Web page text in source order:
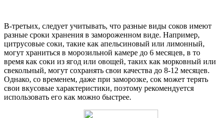
В-третьих, следует учитывать, что разные виды соков имеют
разные сроки хранения в замороженном виде. Например,
цитрусовые соки, такие как апельсиновый или лимонный,
могут храниться в морозильной камере до 6 месяцев, в то
время как соки из ягод или овощей, таких как морковный или
свекольный, могут сохранять свои качества до 8-12 месяцев.
Однако, со временем, даже при заморозке, сок может терять
свои вкусовые характеристики, поэтому рекомендуется
использовать его как можно быстрее.